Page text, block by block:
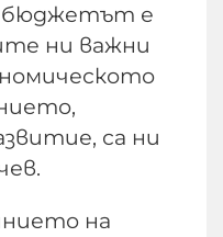
бюджетът е
ни важни
са ни
на